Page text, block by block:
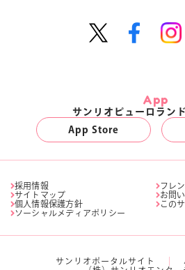
App
サンリオピューロラン
App Store
採用情報
フレ
サイトマップ
お問
個人情報保護方針
この
ソーシャルメディアポリシー
サンリオポータルサイト